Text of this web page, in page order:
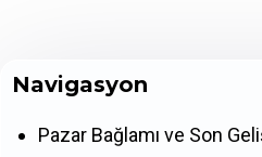
Navigasyon
Pazar Bağlamı ve Son